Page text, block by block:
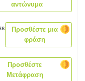
αντώνυμα
Προσθέστε μια
φράση
Προσθέστε
Μετάφραση